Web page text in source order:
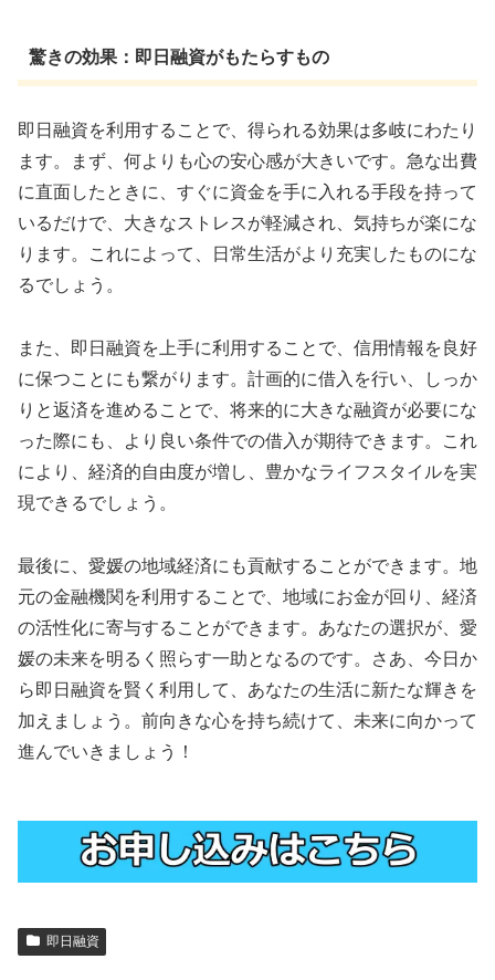
驚きの効果：即日融資がもたらすもの
即日融資を利用することで、得られる効果は多岐にわたり
ます。まず、何よりも心の安心感が大きいです。急な出費
に直面したときに、すぐに資金を手に入れる手段を持って
いるだけで、大きなストレスが軽減され、気持ちが楽にな
ります。これによって、日常生活がより充実したものにな
るでしょう。
また、即日融資を上手に利用することで、信用情報を良好
に保つことにも繋がります。計画的に借入を行い、しっか
りと返済を進めることで、将来的に大きな融資が必要にな
った際にも、より良い条件での借入が期待できます。これ
により、経済的自由度が増し、豊かなライフスタイルを実
現できるでしょう。
最後に、愛媛の地域経済にも貢献することができます。地
元の金融機関を利用することで、地域にお金が回り、経済
の活性化に寄与することができます。あなたの選択が、愛
媛の未来を明るく照らす一助となるのです。さあ、今日か
ら即日融資を賢く利用して、あなたの生活に新たな輝きを
加えましょう。前向きな心を持ち続けて、未来に向かって
進んでいきましょう！
即日融資